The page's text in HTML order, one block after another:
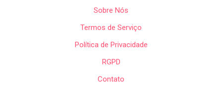
Sobre Nós
Termos de Serviço
Política de Privacidade
RGPD
Contato